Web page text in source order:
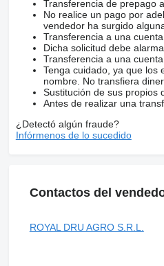
Transferencia de prepago
No realice un pago por
vendedor ha surgido
Transferencia a una
Dicha solicitud debe
Transferencia a una
Tenga cuidado, ya que los
nombre. No transfiera
Sustitución de sus propios
Antes de realizar una
¿Detectó algún fraude?
Infórmenos de lo sucedido
Contactos del
ROYAL DRU AGRO S.R.L.